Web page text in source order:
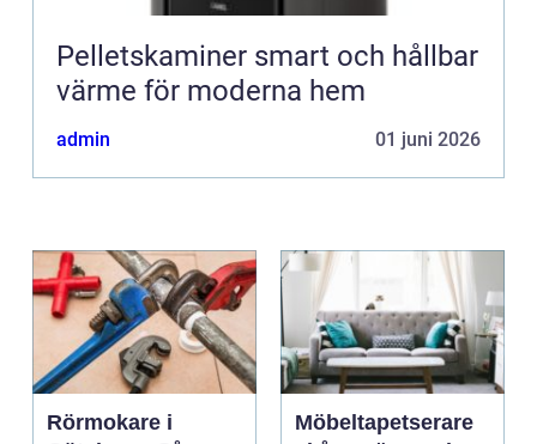
Pelletskaminer smart och hållbar
värme för moderna hem
admin 01 juni 2026
Rörmokare i
Möbeltapetserare